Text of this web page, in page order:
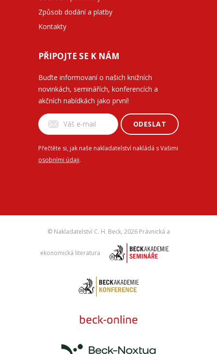
Způsob dodání a platby
Kontakty
PŘIPOJTE SE K NÁM
Buďte informovaní o našich knižních
novinkách, seminářích, konferencích a
akčních nabídkách jako první!
ODESLAT
Přečtěte si, jak naše nakladatelství nakládá s Vašimi
osobními údaji.
© Nakladatelství C. H. Beck, 2026 Právnická a
ekonomická literatura